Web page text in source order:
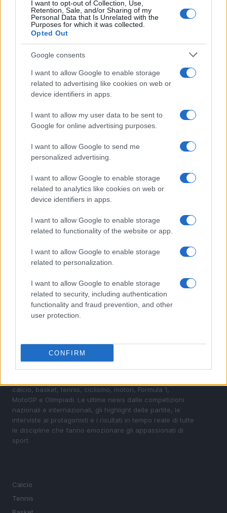
I want to opt-out of Collection, Use,
Retention, Sale, and/or Sharing of my
Personal Data that Is Unrelated with the
Purposes for which it was collected.
Opted Out
Google consents
I want to allow Google to enable storage
related to advertising like cookies on web or
device identifiers in apps.
I want to allow my user data to be sent to
Google for online advertising purposes.
I want to allow Google to send me
personalized advertising.
I want to allow Google to enable storage
related to analytics like cookies on web or
device identifiers in apps.
I want to allow Google to enable storage
related to functionality of the website or app.
I want to allow Google to enable storage
related to personalization.
I want to allow Google to enable storage
related to security, including authentication
functionality and fraud prevention, and other
user protection.
CONFIRM
Guida rapida al 3×3: possesso, ritmo e spacing su metà
campo
Andrea Conforti · 6 Ago 2026
PIÙ LETTI
FIBA U16 EuroBasket 2026: la formazione italiana e le
Camp Estivo di Basket: Divertimento e Apprendimento
per Giovani Atleti
Europei U18 basket: Italia e Slovenia si sfidano per
l’oro
colpo a chilometro zero
sociale della manifestazione sportiva
calcio, basket, tennis, ciclismo, motori, Formula 1,
MotoGP e Olimpiadi. Le ultime news dalle competizioni
nazionali e internazionali, gli highlight delle partite, le
interviste ai protagonisti e i risultati in tempo reale di tutte
le discipline che fanno emozionare gli appassionati di
sport.
Calcio
Tennis